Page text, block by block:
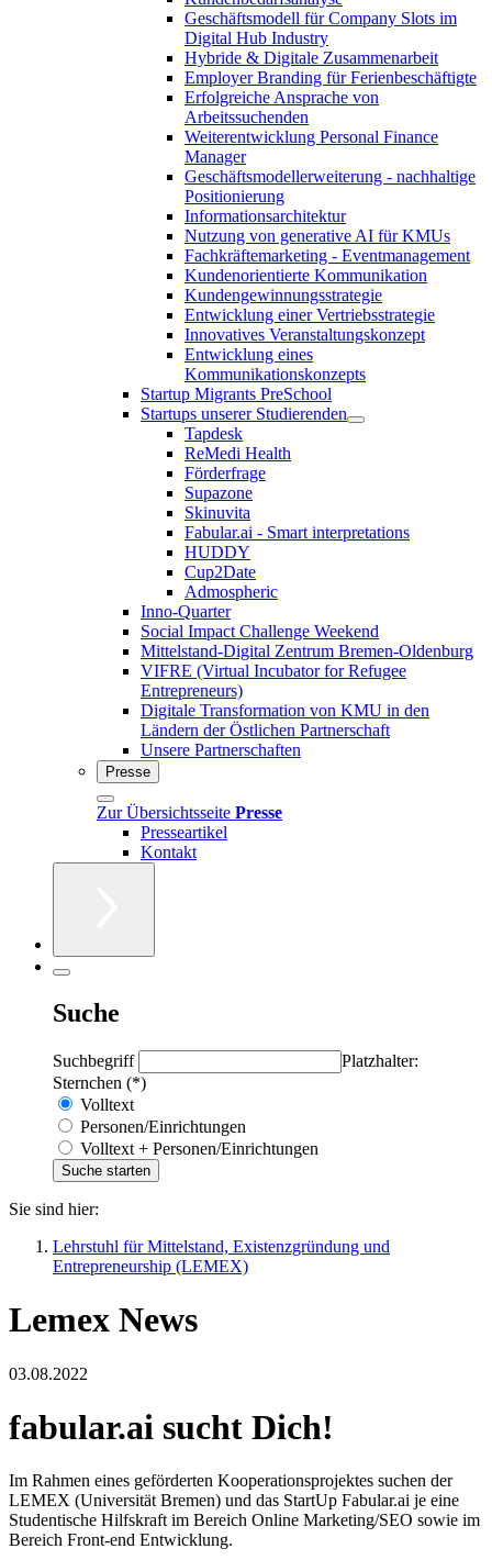
Geschäftsmodell für Company Slots im
Digital Hub Industry
Hybride & Digitale Zusammenarbeit
Employer Branding für Ferienbeschäftigte
Erfolgreiche Ansprache von
Arbeitssuchenden
Weiterentwicklung Personal Finance
Manager
Geschäftsmodellerweiterung - nachhaltige
Positionierung
Informationsarchitektur
Nutzung von generative AI für KMUs
Fachkräftemarketing - Eventmanagement
Kundenorientierte Kommunikation
Kundengewinnungsstrategie
Entwicklung einer Vertriebsstrategie
Innovatives Veranstaltungskonzept
Entwicklung eines
Kommunikationskonzepts
Startup Migrants PreSchool
Startups unserer Studierenden
Tapdesk
ReMedi Health
Förderfrage
Supazone
Skinuvita
Fabular.ai - Smart interpretations
HUDDY
Cup2Date
Admospheric
Inno-Quarter
Social Impact Challenge Weekend
Mittelstand-Digital Zentrum Bremen-Oldenburg
VIFRE (Virtual Incubator for Refugee
Entrepreneurs)
Digitale Transformation von KMU in den
Ländern der Östlichen Partnerschaft
Unsere Partnerschaften
Presse
Zur Übersichtsseite Presse
Presseartikel
Kontakt
Suche
Suchbegriff
Platzhalter:
Sternchen (*)
Volltext
Personen/Einrichtungen
Volltext + Personen/Einrichtungen
Sie sind hier:
Lehrstuhl für Mittelstand, Existenzgründung und
Entrepreneurship (LEMEX)
Lemex News
03.08.2022
fabular.ai sucht Dich!
Im Rahmen eines geförderten Kooperationsprojektes suchen der
LEMEX (Universität Bremen) und das StartUp Fabular.ai je eine
Studentische Hilfskraft im Bereich Online Marketing/SEO sowie im
Bereich Front-end Entwicklung.